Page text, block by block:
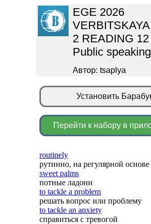
EGE 2026
2 READING
Public
Автор: tsaplya
Установить
Перейти к набору в
routinely
рутинно, на регулярной основе
sweet palms
потные ладони
to tackle a problem
решать вопрос или проблему
to tackle an anxiety
справиться с тревогой